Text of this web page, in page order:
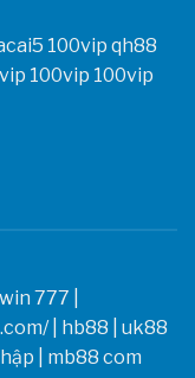
100vip qh88
100vip 100vip
777
| hb88
uk88
mb88 com